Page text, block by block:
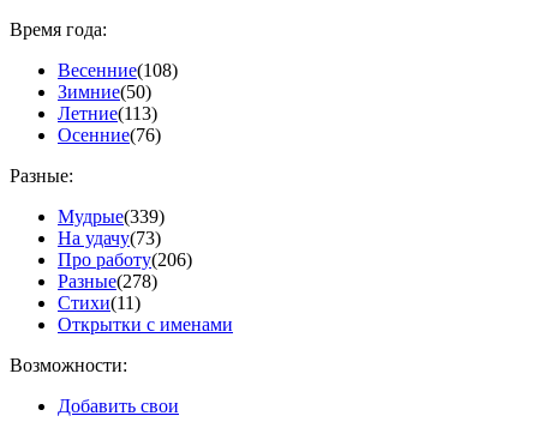
Время года:
Весенние(108)
Зимние(50)
Летние(113)
Осенние(76)
Разные:
Мудрые(339)
На удачу(73)
Про работу(206)
Разные(278)
Стихи(11)
Открытки с именами
Возможности:
Добавить свои